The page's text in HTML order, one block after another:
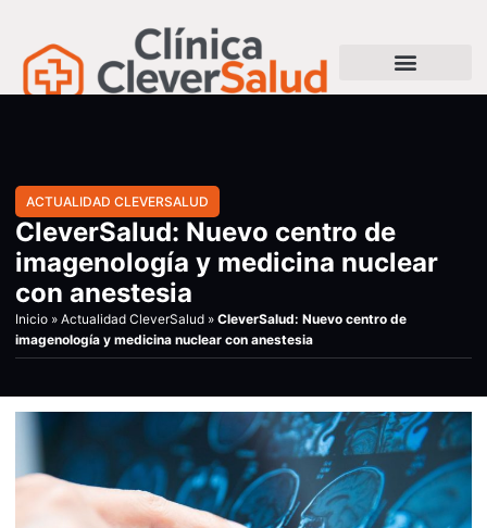
ACTUALIDAD CLEVERSALUD
CleverSalud: Nuevo centro de
imagenología y medicina nuclear
con anestesia
Inicio » Actualidad CleverSalud » CleverSalud: Nuevo centro de
imagenología y medicina nuclear con anestesia